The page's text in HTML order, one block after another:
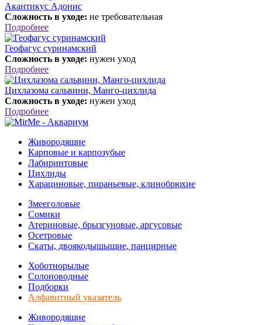
Акантикус Адонис
Сложность в уходе: не требовательная
Подробнее
Геофагус суринамский
Сложность в уходе: нужен уход
Подробнее
Цихлазома сальвини, Манго-цихлида
Сложность в уходе: нужен уход
Подробнее
Живородящие
Карповые и карпозубые
Лабиринтовые
Цихлиды
Харациновые, пираньевые, клинобрюхие
Змееголовые
Сомики
Атериновые, брызгуновые, аргусовые
Осетровые
Скаты, двоякодышыщие, панцирные
Хоботнорылые
Солоноводные
Подборки
Алфавитный указатель
Живородящие